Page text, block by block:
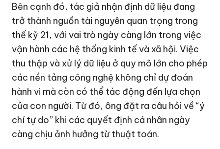
Bên cạnh đó, tác giả nhận định dữ liệu đang
trở thành nguồn tài nguyên quan trọng trong
thế kỷ 21, với vai trò ngày càng lớn trong việc
vận hành các hệ thống kinh tế và xã hội. Việc
thu thập và xử lý dữ liệu ở quy mô lớn cho phép
các nền tảng công nghệ không chỉ dự đoán
hành vi mà còn có thể tác động đến lựa chọn
của con người. Từ đó, ông đặt ra câu hỏi về “ý
chí tự do” khi các quyết định cá nhân ngày
càng chịu ảnh hưởng từ thuật toán.